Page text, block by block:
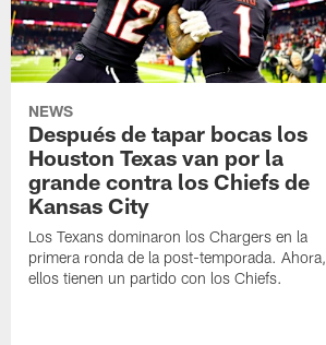
NEWS
Después de tapar bocas los
Houston Texas van por la
grande contra los Chiefs de
Kansas City
Los Texans dominaron los Chargers en la
primera ronda de la post-temporada. Ahora,
ellos tienen un partido con los Chiefs.